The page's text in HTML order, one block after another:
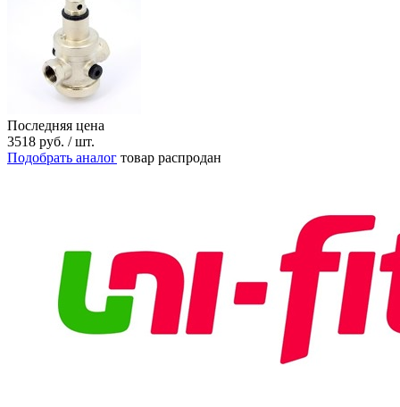
Последняя цена
3518 руб. / шт.
Подобрать аналог товар распродан